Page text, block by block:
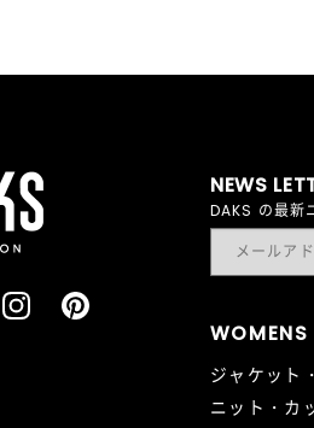
NEWS
DAKS の最新
WOMENS
ジャケット
ニット・カ